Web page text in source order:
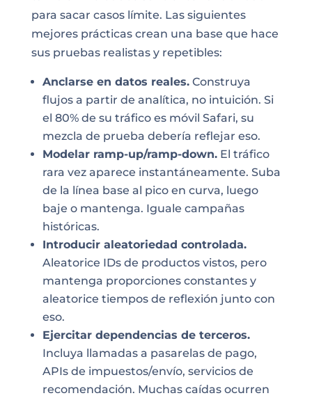
para sacar casos límite. Las siguientes
mejores prácticas crean una base que hace
sus pruebas realistas y repetibles:
Anclarse en datos reales.Construya
flujos a partir de analítica, no intuición. Si
el 80% de su tráfico es móvil Safari, su
mezcla de prueba debería reflejar eso.
Modelar ramp-up/ramp-down.El tráfico
rara vez aparece instantáneamente. Suba
de la línea base al pico en curva, luego
baje o mantenga. Iguale campañas
históricas.
Introducir aleatoriedad controlada.
Aleatorice IDs de productos vistos, pero
mantenga proporciones constantes y
aleatorice tiempos de reflexión junto con
eso.
Ejercitar dependencias de terceros.
Incluya llamadas a pasarelas de pago,
APIs de impuestos/envío, servicios de
recomendación. Muchas caídas ocurren